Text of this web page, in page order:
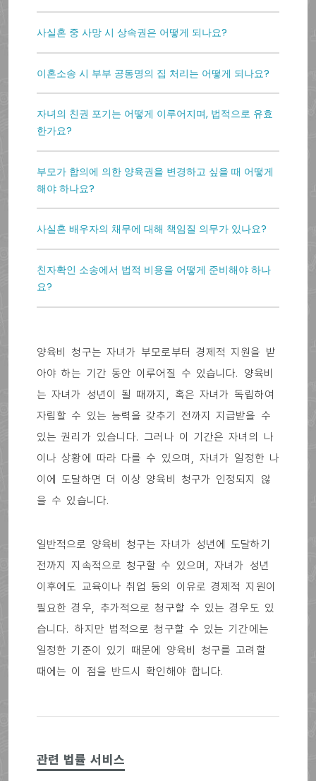
사실혼 중 사망 시 상속권은 어떻게 되나요?
이혼소송 시 부부 공동명의 집 처리는 어떻게 되나요?
자녀의 친권 포기는 어떻게 이루어지며, 법적으로 유효
한가요?
부모가 합의에 의한 양육권을 변경하고 싶을 때 어떻게
해야 하나요?
사실혼 배우자의 채무에 대해 책임질 의무가 있나요?
친자확인 소송에서 법적 비용을 어떻게 준비해야 하나
요?
양육비 청구는 자녀가 부모로부터 경제적 지원을 받
아야 하는 기간 동안 이루어질 수 있습니다. 양육비
는 자녀가 성년이 될 때까지, 혹은 자녀가 독립하여
자립할 수 있는 능력을 갖추기 전까지 지급받을 수
있는 권리가 있습니다. 그러나 이 기간은 자녀의 나
이나 상황에 따라 다를 수 있으며, 자녀가 일정한 나
이에 도달하면 더 이상 양육비 청구가 인정되지 않
을 수 있습니다.
일반적으로 양육비 청구는 자녀가 성년에 도달하기
전까지 지속적으로 청구할 수 있으며, 자녀가 성년
이후에도 교육이나 취업 등의 이유로 경제적 지원이
필요한 경우, 추가적으로 청구할 수 있는 경우도 있
습니다. 하지만 법적으로 청구할 수 있는 기간에는
일정한 기준이 있기 때문에 양육비 청구를 고려할
때에는 이 점을 반드시 확인해야 합니다.
관련 법률 서비스